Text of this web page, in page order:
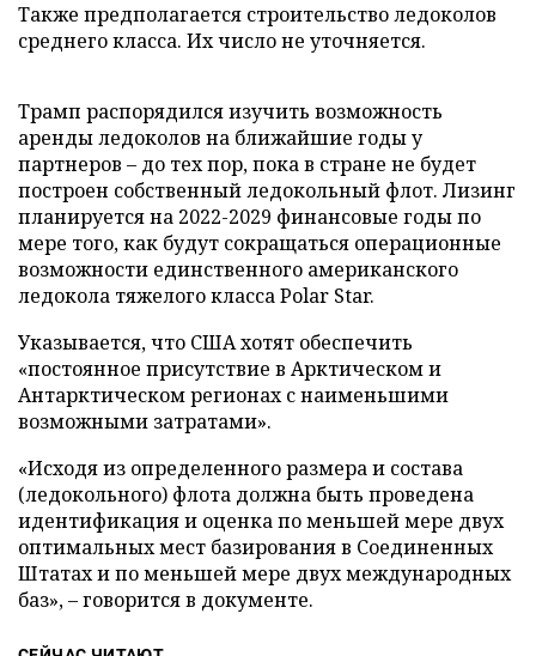
Также предполагается строительство ледоколов
среднего класса. Их число не уточняется.
Трамп распорядился изучить возможность
аренды ледоколов на ближайшие годы у
партнеров – до тех пор, пока в стране не будет
построен собственный ледокольный флот. Лизинг
планируется на 2022-2029 финансовые годы по
мере того, как будут сокращаться операционные
возможности единственного американского
ледокола тяжелого класса Polar Star.
Указывается, что США хотят обеспечить
«постоянное присутствие в Арктическом и
Антарктическом регионах с наименьшими
возможными затратами».
«Исходя из определенного размера и состава
(ледокольного) флота должна быть проведена
идентификация и оценка по меньшей мере двух
оптимальных мест базирования в Соединенных
Штатах и по меньшей мере двух международных
баз», – говорится в документе.